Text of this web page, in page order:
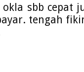
sbb cepat
tengah